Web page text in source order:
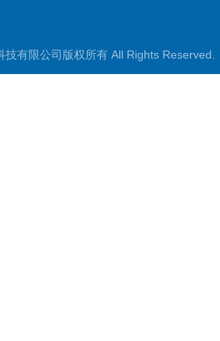
技有限公司版权所有 All Rights